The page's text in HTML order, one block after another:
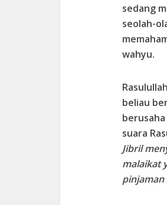
sedang
seolah-
wahyu.
beliau
suara
Jibril
malaikat
pinjaman